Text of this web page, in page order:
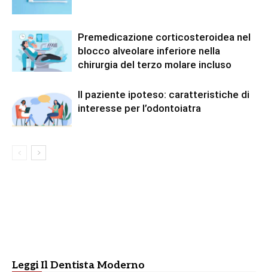
Premedicazione corticosteroidea nel
blocco alveolare inferiore nella
chirurgia del terzo molare incluso
Il paziente ipoteso: caratteristiche di
interesse per l’odontoiatra
Leggi Il Dentista Moderno